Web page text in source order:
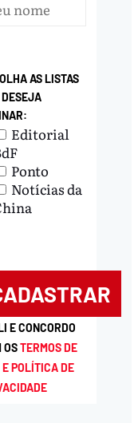
AS LISTAS
DESEJA
Editorial
Ponto
Notícias da
E CONCORDO
OSTERMOS DE
E POLÍTICA DE